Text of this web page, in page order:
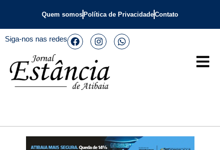
Quem somos Política de PrivacidadeContato
Siga-nos nas redes